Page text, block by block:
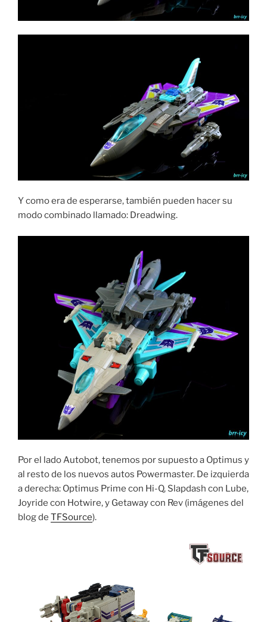
Y como era de esperarse, también pueden hacer su
modo combinado llamado: Dreadwing.
Por el lado Autobot, tenemos por supuesto a Optimus y
al resto de los nuevos autos Powermaster. De izquierda
a derecha: Optimus Prime con Hi-Q, Slapdash con Lube,
Joyride con Hotwire, y Getaway con Rev (imágenes del
blog de TFSource).